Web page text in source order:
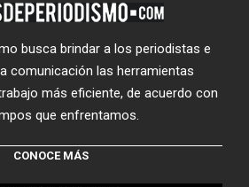
busca brindar a los periodistas e
comunicación las herramientas
más eficiente, de acuerdo con
que enfrentamos.
CONOCE MÁS